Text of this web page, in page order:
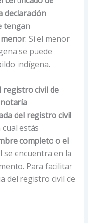
declaración
tengan
. Si el menor
se puede
indígena.
registro civil de
del registro civil
estás
completo o el
se encuentra en la
Para facilitar
del registro civil de